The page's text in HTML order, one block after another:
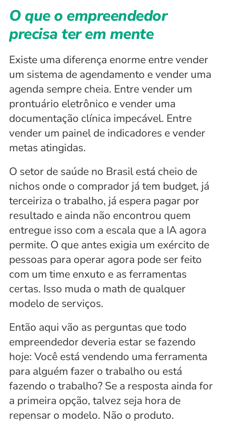
O que o empreendedor
precisa ter em mente
Existe uma diferença enorme entre vender
um sistema de agendamento e vender uma
agenda sempre cheia. Entre vender um
prontuário eletrônico e vender uma
documentação clínica impecável. Entre
vender um painel de indicadores e vender
metas atingidas.
O setor de saúde no Brasil está cheio de
nichos onde o comprador já tem budget, já
terceiriza o trabalho, já espera pagar por
resultado e ainda não encontrou quem
entregue isso com a escala que a IA agora
permite. O que antes exigia um exército de
pessoas para operar agora pode ser feito
com um time enxuto e as ferramentas
certas. Isso muda o math de qualquer
modelo de serviços.
Então aqui vão as perguntas que todo
empreendedor deveria estar se fazendo
hoje: Você está vendendo uma ferramenta
para alguém fazer o trabalho ou está
fazendo o trabalho? Se a resposta ainda for
a primeira opção, talvez seja hora de
repensar o modelo. Não o produto.